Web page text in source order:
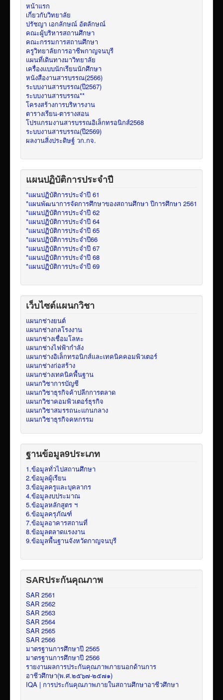
หน้าแรก
เกี่ยวกับวิทยาลัย
ปรัชญา เอกลักษณ์ อัตลักษณ์
คณะผู้บริหารสถานศึกษา
คณะกรรมการสถานศึกษา
ครูวิทยาลัยการอาชีพกาญจนบุรี
แผนที่เดินทางมาวิทยาลัย
เครื่องแบบนักเรียนนักศึกษา
หนังสืองานสารบรรณ(2566)
ระบบงานสารบรรณ(ปี2567)
ระบบงานสารบรรณ**
โครงสร้างการบริหารงาน
ตารางเรียน-ตารางสอน
โปรแกรมงานสารบรรณอิเล็กทรอนิกส์2568
ระบบงานสารบรรณ(ปี2569)
ผลงานสิ่งประดิษฐ์ วก.กจ.
แผนปฏิบัติการประจำปี
*แผนปฏิบัติการประจำปี 61
*แผนพัฒนาการจัดการศึกษาของสถานศึกษา ปีการศึกษา 2561
*แผนปฏิบัติการประจำปี 62
*แผนปฏิบัติการประจำปี 64
*แผนปฏิบัติการประจำปี 65
*แผนปฏิบัติการประจำปี66
*แผนปฏิบัติการประจำปี 67
*แผนปฏิบัติการประจำปี 68
*แผนปฏิบัติการประจำปี 69
เว็บไซต์แผนกวิชา
แผนกช่างยนต์
แผนกช่างกลโรงงาน
แผนกช่างเชื่อมโลหะ
แผนกช่างไฟฟ้ากำลัง
แผนกช่างอิเล็กทรอนิกส์และเทคนิคคอมพิวเตอร์
แผนกช่างก่อสร้าง
แผนกช่างเทคนิคพื้นฐาน
แผนกวิชาการบัญชี
แผนกวิชาธุรกิจค้าปลีกการตลาด
แผนกวิชาคอมพิวเตอร์ธุรกิจ
แผนกวิชาสมรรถนะแกนกลาง
แผนกวิชาธุรกิจคหกรรม
ฐานข้อมูล9ประเภท
1.ข้อมูลทั่วไปสถานศึกษา
2.ข้อมูลผู้เรียน
3.ข้อมูลครูและบุคลากร
4.ข้อมูลงบประมาณ
5.ข้อมูลหลักสูตร ฯ
6.ข้อมูลครุภัณฑ์
7.ข้อมูลอาคารสถานที่
8.ข้อมูลตลาดแรงงาน
9.ข้อมูลพื้นฐานจังหวัดกาญจนบุรี
SARประกันคุณภาพ
SAR 2561
SAR 2562
SAR 2563
SAR 2564
SAR 2565
SAR 2566
มาตรฐานการศึกษาปี 2565
มาตรฐานการศึกษาปี 2566
รายงานผลการประกันคุณภาพภายนอกด้านการ
อาชีวศึกษา(พ.ศ.๒๕๖๗-๒๕๗๑)
IQA | การประกันคุณภาพภายในสถานศึกษาอาชีวศึกษา